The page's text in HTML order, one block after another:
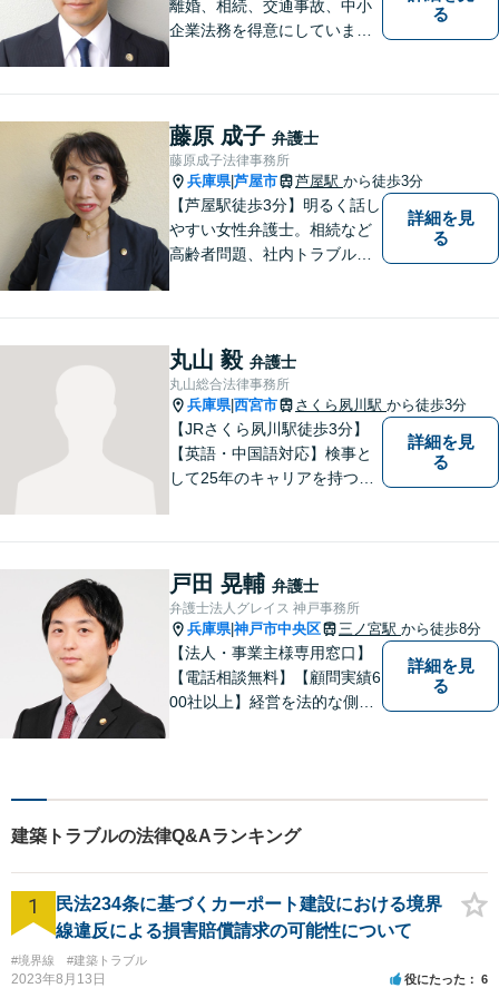
離婚、相続、交通事故、中小
企業法務を得意にしていま
可♯中小企業診断士資格有り
る
藤原 成子 弁護士
藤原成子法律事務所
兵庫県|芦屋市 芦屋駅 から徒歩3分
【芦屋駅徒歩3分】明るく話し
やすい女性弁護士。相続など
高齢者問題、社内トラブル
る方は、お気軽にご連絡下さ
い。【宅建士・行政書士資格
保持】
詳細を見
る
丸山 毅 弁護士
丸山総合法律事務所
兵庫県|西宮市 さくら夙川駅 から徒歩3分
【JRさくら夙川駅徒歩3分】
【英語・中国語対応】検事と
して25年のキャリアを持つ弁
ります。まずはご相談へお越
しください【完全個室対応】
詳細を見
る
戸田 晃輔 弁護士
弁護士法人グレイス 神戸事務所
兵庫県|神戸市中央区 三ノ宮駅 から徒歩8分
【法人・事業主様専用窓口】
【電話相談無料】【顧問実績6
00社以上】経営を法的な側面
作成／リーガルチェック／債
権回収などもご相談ください
【オンライン面談可】【初回
相談無料】
詳細を見
る
建築トラブルの法律Q&Aランキング
1
民法234条に基づくカーポート建設における境界
線違反による損害賠償請求の可能性について
#境界線 #建築トラブル
2023年8月13日 役にたった 6